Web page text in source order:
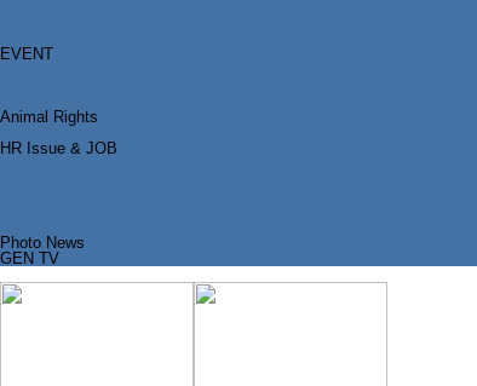
EVENT
Animal Rights
HR Issue & JOB
Photo News
GEN TV